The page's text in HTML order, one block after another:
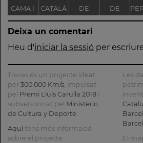
CAMA I
ESCURRA
CATALÀ
DE
NOSTRA
SENYORA
DE LA
DE
L'ANTIGA
C.E.L.O.
-
Deixa un comentari
Heu d'iniciar la sessió per
Traces és un projecte ideat
per 300.000 Km/s , impulsat
pel Premi Lluís Carulla 2018 i
subvencionat pel Ministerio
de Cultura y Deporte
Aquí tens més informació
sobre el projecte
Les
El